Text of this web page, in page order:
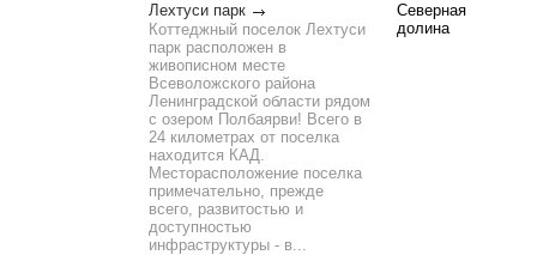
Лехтуси парк
Коттеджный поселок Лехтуси
парк расположен в
живописном месте
Всеволожского района
Ленинградской области рядом
с озером Полбаярви! Всего в
24 километрах от поселка
находится КАД.
Месторасположение поселка
примечательно, прежде
всего, развитостью и
доступностью
инфраструктуры - в...
Северная
долина